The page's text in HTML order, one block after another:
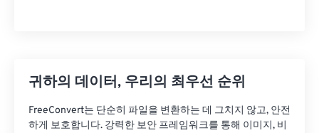
귀하의 데이터, 우리의 최우선 순위
FreeConvert는 단순히 파일을 변환하는 데 그치지 않고, 안전
하게 보호합니다. 강력한 보안 프레임워크를 통해 이미지, 비